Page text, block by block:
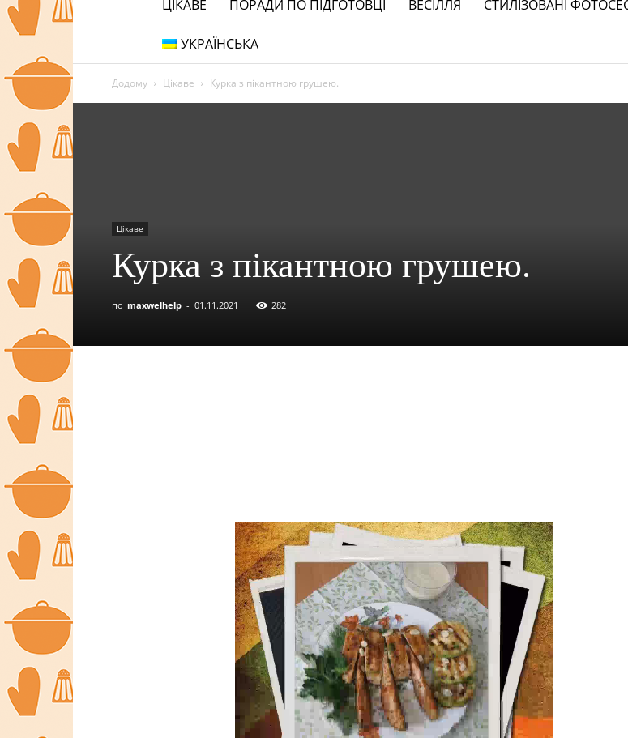
ЦІКАВЕ ПОРАДИ ПО ПІДГОТОВЦІ ВЕСІЛЛЯ СТИЛІЗОВАНІ
УКРАЇНСЬКА
Додому Цікаве Курка з пікантною грушею.
Цікаве
Курка з пікантною грушею.
по maxwelhelp - 01.11.2021 282